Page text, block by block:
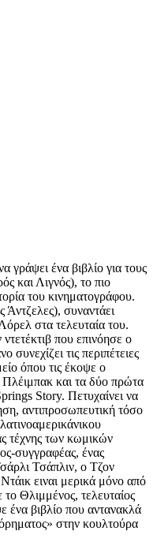
γράψει ένα βιβλίο για τους
και Λιγνός), το πιο
του κινηματογράφου.
συναντάει
στα τελευταία του.
που επινόησε ο
τις περιπέτειες
όπου τις έκοψε ο
Πλέιμπακ και τα δύο πρώτα
Story. Πετυχαίνει να
αντιπροσωπευτική τόσο
τέχνης των κωμικών
συγγραφέας, ένας
Τσάπλιν, ο Τζον
ειναι μερικά μόνο από
Θλιμμένος, τελευταίος
ένα βιβλίο που αντανακλά
στην κουλτούρα